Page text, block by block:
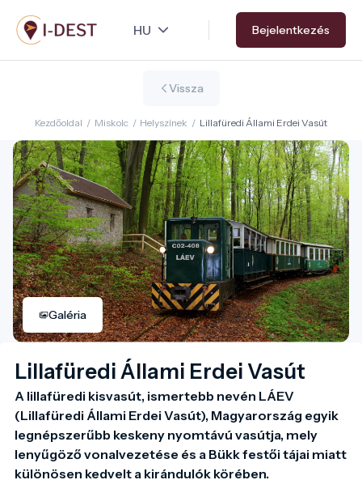
Ugrás
a
tartalomra
Bejelentkezés
Vissza
Kezdőoldal / Miskolc / Helyszínek / Lillafüredi Állami Erdei Vasút
Galéria
Lillafüredi Állami Erdei Vasút
A lillafüredi kisvasút, ismertebb nevén LÁEV
(Lillafüredi Állami Erdei Vasút), Magyarország egyik
legnépszerűbb keskeny nyomtávú vasútja, mely
lenyűgöző vonalvezetése és a Bükk festői tájai miatt
különösen kedvelt a kirándulók körében.